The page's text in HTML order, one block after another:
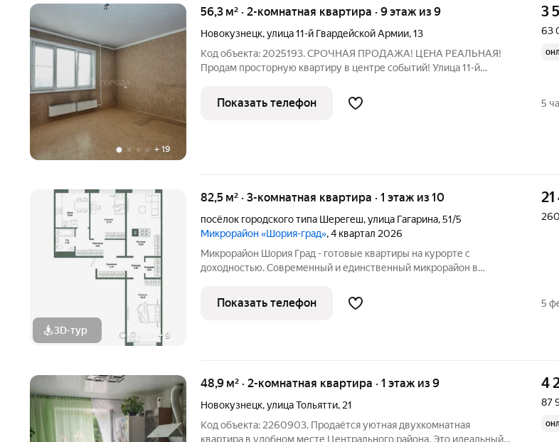
+ 19
56,3 м² · 2-комнатная квартира · 9 этаж из 9
Новокузнецк,улица 11-й Гвардейской Армии,13
Код объекта: 2025193. СРОЧНАЯ ПРОДАЖА! ЦЕНА РЕАЛЬНАЯ!
Продам просторную квартиру в центре событий! Улица 11-й
«хрущевок» и хочет дышать свободой в просторных метрах!
ПОЧЕМУ ЭТУ
3
63
Показать телефон 5
3D-тур + 9
82,5 м² · 3-комнатная квартира · 1 этаж из 10
посёлок городского типа Шерегеш,улица Гагарина,51/5
Микрорайон «Шория-град», 4 квартал 2026
Микрорайон Шория Град - готовые квартиры на курорте с
доходностью. Современный и единственный микрорайон в
в центре поселка Шерегеш: у подножия горы, рядом с лесом и
тремя горнолыжными
Показать телефон 5
48,9 м² · 2-комнатная квартира · 1 этаж из 9
Новокузнецк,улица Тольятти, 21
Код объекта: 2260903. Продаётся уютная двухкомнатная
квартира в удобном месте Центрального района. Это идеальный
4
87